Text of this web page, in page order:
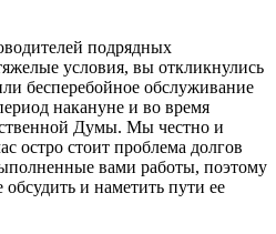
подрядных
условия, вы откликнулись
бесперебойное обслуживание
накануне и во время
Думы. Мы честно и
остро стоит проблема долгов
вами работы, поэтому
и наметить пути ее